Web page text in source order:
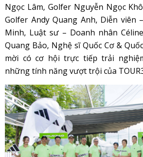
Ngọc Lâm, Golfer Nguyễn Ngọc
Golfer Andy Quang Anh, Diễn viên
Minh, Luật sư – Doanh nhân
Quang Bảo, Nghệ sĩ Quốc Cơ &
mời có cơ hội trực tiếp trải
những tính năng vượt trội của